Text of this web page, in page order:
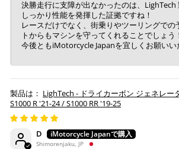
り、万が一過ぎてしまった場合は自動
セルとなります。
※ 税込300,000円以上のお買い物の際
せん。
※ お支払いは現金のみとなります。
銀行振込(事前決済)
決勝走行に支障が出なかったのは、LighTech
しっかり性能を発揮した証拠ですね！
レースだけでなく、街乗りやツーリングでの
トからもマシンを守ってくれることでしょう
今後ともiMotorcycle Japanを宜しくお願いい
LighTech - ドライカーボン ジェネレー
S1000 R '21-24 / S1000 RR '19-25
D
Shimorenjaku, JP